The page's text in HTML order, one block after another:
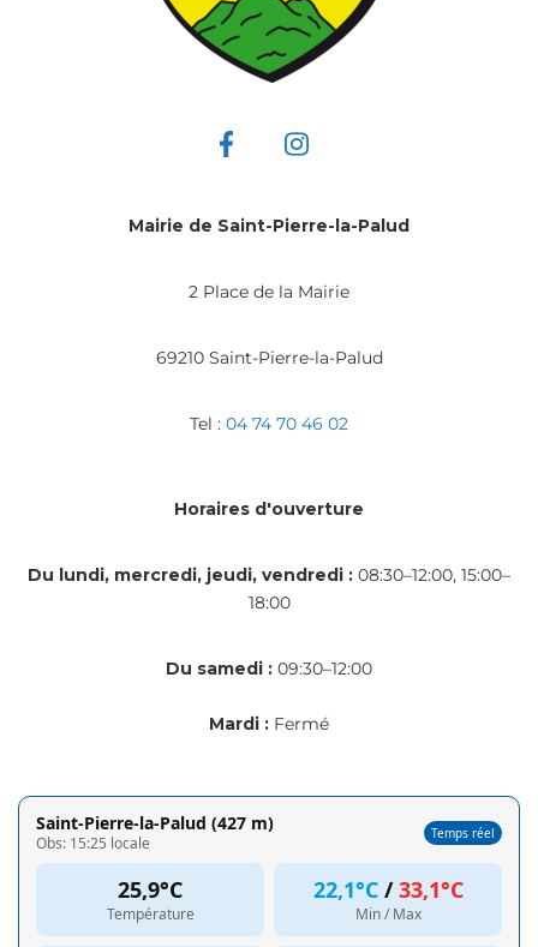
Mairie de Saint-Pierre-la-Palud
2 Place de la Mairie
69210 Saint-Pierre-la-Palud
Tel : 04 74 70 46 02
Horaires d'ouverture
Du lundi, mercredi, jeudi, vendredi : 08:30–12:00, 15:00–
18:00
Du samedi : 09:30–12:00
Mardi : Fermé